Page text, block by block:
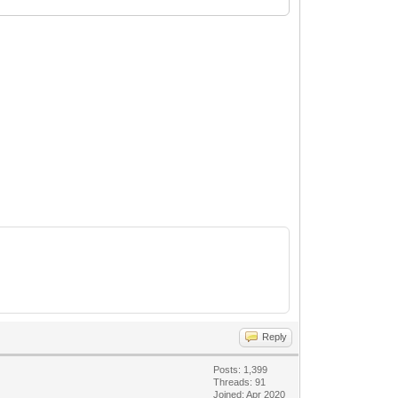
Reply
Posts: 1,399
Threads: 91
Joined: Apr 2020